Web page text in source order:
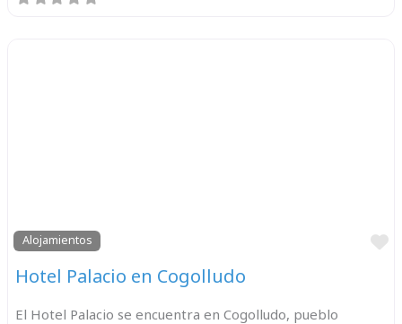
Alojamientos
Hotel Palacio en Cogolludo
El Hotel Palacio se encuentra en Cogolludo, pueblo